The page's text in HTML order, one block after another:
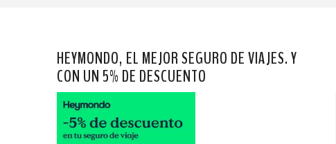
HEYMONDO, EL MEJOR SEGURO DE VIAJES. Y
CON UN 5% DE DESCUENTO